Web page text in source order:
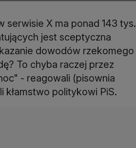
serwisie X ma ponad 143 tys.
jest sceptyczna
dowodów rzekomego
To chyba raczej przez
- reagowali (pisownia
politykowi PiS.